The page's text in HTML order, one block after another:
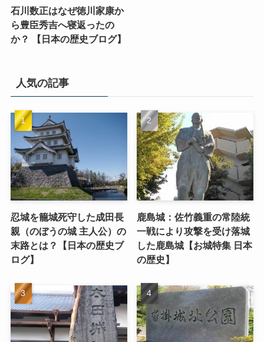
石川数正はなぜ徳川家康か
ら豊臣秀吉へ寝返ったの
か？ 【日本の歴史ブログ】
人気の記事
忍城を籠城死守した成田長
親（のぼうの城 主人公）の
末路とは？【日本の歴史ブ
ログ】
鹿島城：佐竹義重の常陸統
一戦により攻撃を受け落城
した鹿島城【お城特集 日本
の歴史】